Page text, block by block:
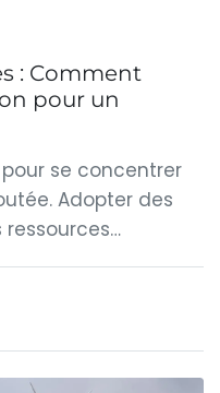
: Comment
pour un
pour se concentrer
Adopter des